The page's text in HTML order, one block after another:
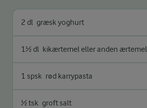
2 dl græsk yoghurt
1½ dl kikærtemel eller anden ærtemel
1 spsk rød karrypasta
½ tsk groft salt